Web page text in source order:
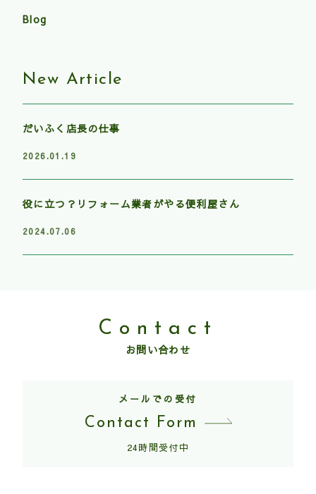
Blog
New Article
だいふく店長の仕事
2026.01.19
役に立つ？リフォーム業者がやる便利屋さん
2024.07.06
Contact
お問い合わせ
メールでの受付
Contact Form
24時間受付中